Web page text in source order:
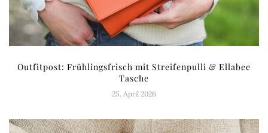
Outfitpost: Frühlingsfrisch mit Streifenpulli & Ellabee
Tasche
25. April 2026